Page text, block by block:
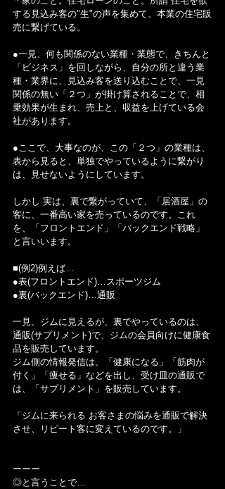
する見込み客の"生"の声を集めて、本業の住宅販
売に繋げている。
●一見、何も関係のない業種・業態で、きちんと
「ビジネス」を回しながら、自分の所と違う業
種・業界に、見込み客を送り込むことで、一見
関係の無い「２つ」が掛け算されることで、相
乗効果が生まれ、売上と、収益を上げている会
社があります。
●ここで、大事なのが、この「２つ」の業種は、
表から見ると、単独でやっているように繋がり
は、見せないようにしています。
しかし 実は、裏で繋がっていて、「居酒屋」の
客に、一番高い家を売っているのです。これ
を、「フロントエンド」「バックエンド戦略」
と言いいます。
■(例2)例えば…
●表(フロントエンド)…スポーツジム
●裏(バックエンド)…通販
一見、ジムに見えるが、裏でやっているのは、
通販(サプリメント)で、ジムの会員向けに健康食
品を販売しています。
ジム側の情報発信は、「健康になる」「筋肉が
付く」「痩せる」などを出し、受け皿の通販で
は、「サプリメント」を販売しています。
「ジムに来られる お客さまの悩みを通販で解決
させ、リピート客に変えているのです。」
ーーー
◎と言うことで…